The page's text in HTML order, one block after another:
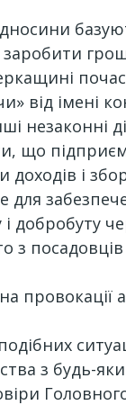
від імені
незаконні
що
і
для
і
з
з будь-
Головного